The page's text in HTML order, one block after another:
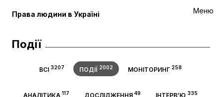
Меню
Права людини в Україні
Події
ВСІ 3207 ПОДІЇ 2002 МОНІТОРИНГ 258
АНАЛІТИКА 117 ДОСЛІДЖЕННЯ 49 ІНТЕРВ’Ю 335